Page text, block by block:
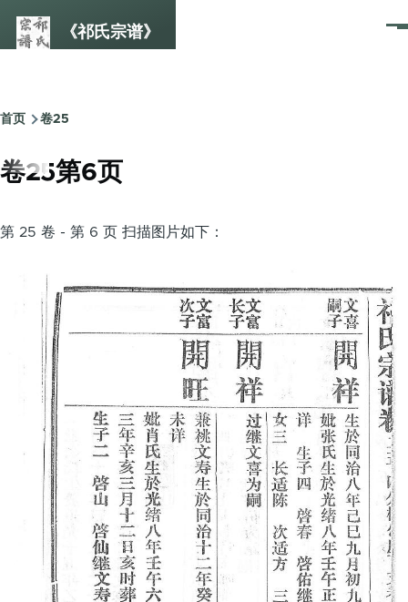
《祁氏宗谱》
菜
面
包
屑
首页 卷25
卷25第6页
第 25 卷 - 第 6 页 扫描图片如下：